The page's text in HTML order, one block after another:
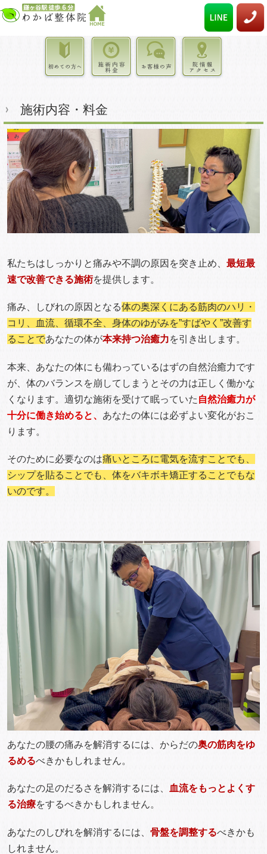
施術内容・料金
私たちはしっかりと痛みや不調の原因を突き止め、 最短最
速で改善できる施術を提供します。
痛み、しびれの原因となる体の奥深くにある筋肉のハリ・
コリ、血流、循環不全、身体のゆがみを”すばやく”改善す
ることであなたの体が本来持つ治癒力を引き出します。
本来、あなたの体にも備わっているはずの自然治癒力です
が、体のバランスを崩してしまうとその力は正しく働かな
くなります。適切な施術を受けて眠っていた 自然治癒力が
十分に働き始めると、 あなたの体には必ずよい変化がおこ
ります。
そのために必要なのは痛いところに電気を流すことでも、
シップを貼ることでも、体をバキボキ矯正することでもな
いのです。
あなたの腰の痛みを解消するには、からだの奥の筋肉をゆ
るめるべきかもしれません。
あなたの足のだるさを解消するには、
血流をもっとよくす
る治療をするべきかもしれません。
あなたのしびれを解消するには、 骨盤を調整するべきかも
しれません。